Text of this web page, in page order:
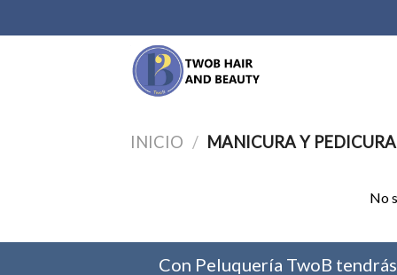
al
INICIO / MANICURA Y PEDICURA
No
Con Peluquería TwoB tendrás